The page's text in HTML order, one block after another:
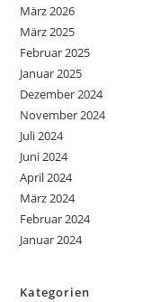
März 2026
März 2025
Februar 2025
Januar 2025
Dezember 2024
November 2024
Juli 2024
Juni 2024
April 2024
März 2024
Februar 2024
Januar 2024
Kategorien